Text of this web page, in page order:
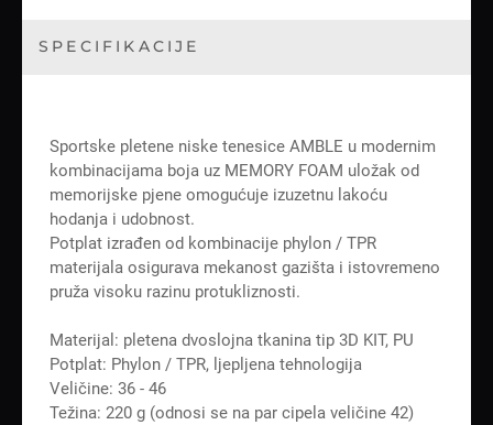
SPECIFIKACIJE
Sportske pletene niske tenesice AMBLE u modernim
kombinacijama boja uz MEMORY FOAM uložak od
memorijske pjene omogućuje izuzetnu lakoću
hodanja i udobnost.
Potplat izrađen od kombinacije phylon / TPR
materijala osigurava mekanost gazišta i istovremeno
pruža visoku razinu protukliznosti.
Materijal: pletena dvoslojna tkanina tip 3D KIT, PU
Potplat: Phylon / TPR, ljepljena tehnologija
Veličine: 36 - 46
Težina: 220 g (odnosi se na par cipela veličine 42)